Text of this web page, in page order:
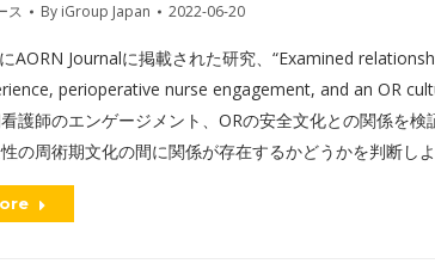
ス By iGroup Japan 2022-06-20
AORN Journalに掲載された研究、“Examined
perioperative nurse engagement, and an OR
護師のエンゲージメント、ORの安全文化との関係を
の周術期文化の間に関係が存在するかどうかを判断しよ